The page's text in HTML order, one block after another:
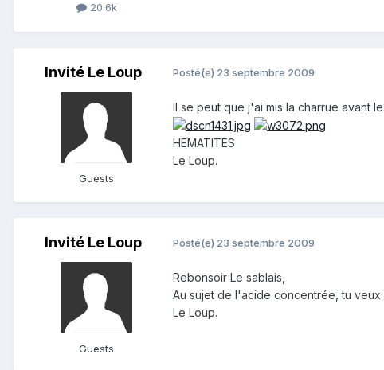
20.6k
Invité Le Loup
Guests
Posté(e) 23 septembre 2009
Il se peut que j'ai mis la charrue avant
HEMATITES
Le Loup.
Invité Le Loup
Guests
Posté(e) 23 septembre 2009
Rebonsoir Le sablais,
Au sujet de l'acide concentrée, tu
Le Loup.